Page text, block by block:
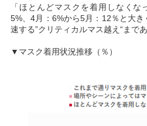
「ほとんどマスクを着用しなくな
5%、4月：6%から5月：12％と大
速する”クリティカルマス越え“まで
▼マスク着用状況推移（％）